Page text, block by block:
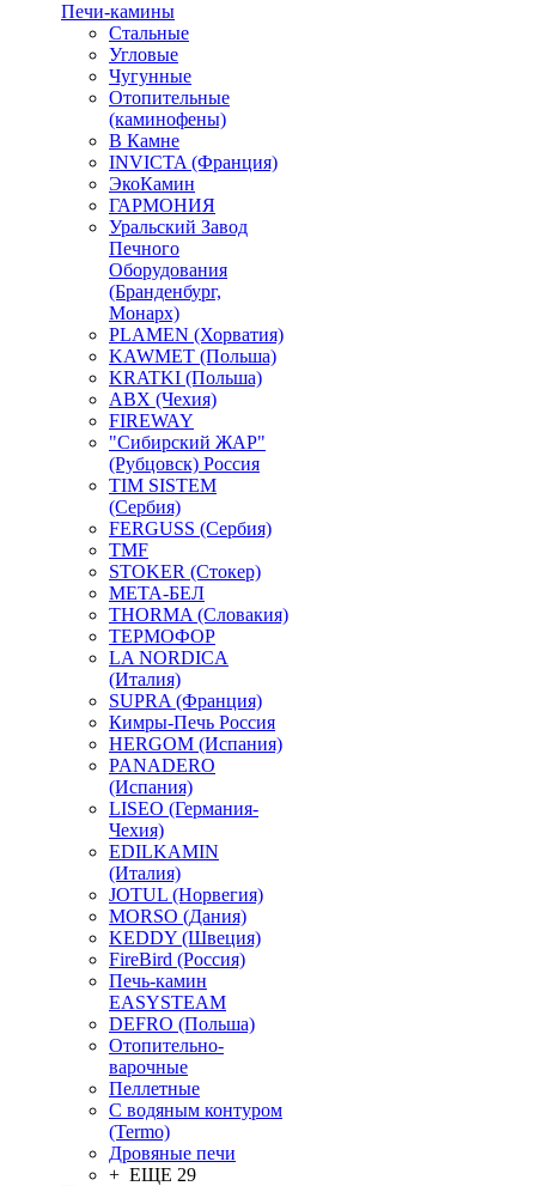
Печи-камины
Стальные
Угловые
Чугунные
Отопительные
(каминофены)
В Камне
INVICTA (Франция)
ЭкоКамин
ГАРМОНИЯ
Уральский Завод
Печного
Оборудования
(Бранденбург,
Монарх)
PLAMEN (Хорватия)
KAWMET (Польша)
KRATKI (Польша)
ABX (Чехия)
FIREWAY
"Сибирский ЖАР"
(Рубцовск) Россия
TIM SISTEM
(Сербия)
FERGUSS (Сербия)
TMF
STOKER (Стокер)
МЕТА-БЕЛ
THORMA (Словакия)
ТЕРМОФОР
LA NORDICA
(Италия)
SUPRA (Франция)
Кимры-Печь Россия
HERGOM (Испания)
PANADERO
(Испания)
LISEO (Германия-
Чехия)
EDILKAMIN
(Италия)
JOTUL (Норвегия)
MORSO (Дания)
KEDDY (Швеция)
FireBird (Россия)
Печь-камин
EASYSTEAM
DEFRO (Польша)
Отопительно-
варочные
Пеллетные
С водяным контуром
(Termo)
Дровяные печи
+ ЕЩЕ 29